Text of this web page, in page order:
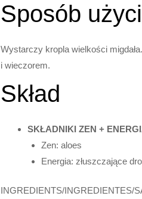
Sposób
Wystarczy kropla wielkości
i wieczorem.
Skład
SKŁADNIKI ZEN +
Zen: aloes
Energia: złuszczające
INGREDIENTS/